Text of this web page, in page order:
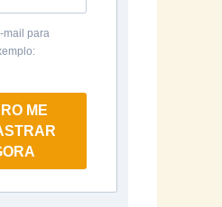
mail para
ME